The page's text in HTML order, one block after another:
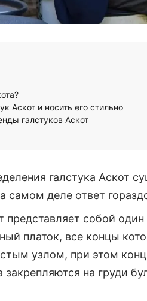
Аскот и носить его стильно
галстуков Аскот
галстука Аскот
самом деле ответ
представляет собой
платок, все концы
узлом, при этом
закрепляются на груди